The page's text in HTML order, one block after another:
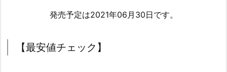
発売予定は2021年06月30日です。
【最安値チェック】